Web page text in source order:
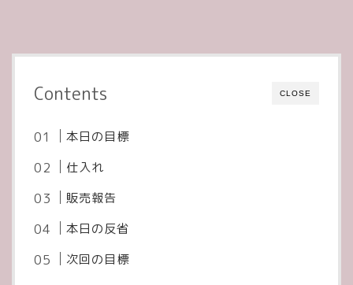
CLOSE
Contents
本日の目標
仕入れ
販売報告
本日の反省
次回の目標